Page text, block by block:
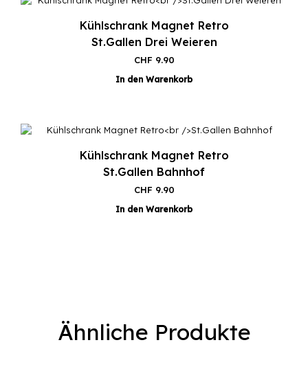
Kühlschrank Magnet Retro
St.Gallen Drei Weieren
CHF 9.90
In den Warenkorb
Kühlschrank Magnet Retro
St.Gallen Bahnhof
CHF 9.90
In den Warenkorb
Ähnliche Produkte